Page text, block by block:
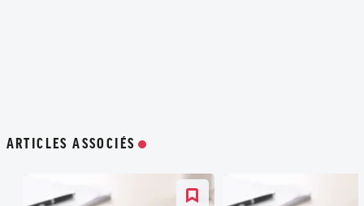
ARTICLES ASSOCIÉS